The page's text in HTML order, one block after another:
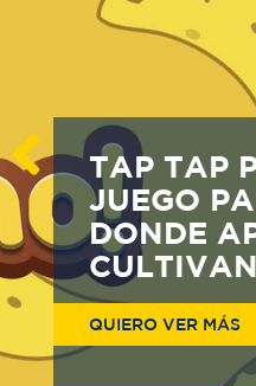
TAP TAP
JUEGO
DONDE
QUIERO VER MÁS
Previous